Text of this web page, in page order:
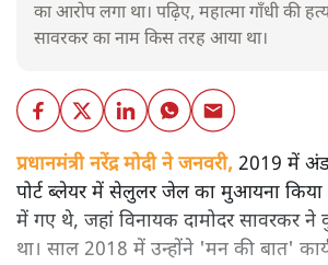
का आरोप लगा था। पढ़िए, महात्मा गाँधी की
सावरकर का नाम किस तरह आया था।
प्रधानमंत्री नरेंद्र मोदी ने जनवरी, 2019 में
पोर्ट ब्लेयर में सेलुलर जेल का मुआयना
में गए थे, जहां विनायक दामोदर सावरकर ने
था। साल 2018 में उन्होंने 'मन की बात'